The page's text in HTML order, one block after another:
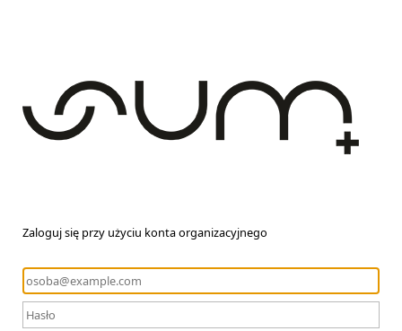
Zaloguj się przy użyciu konta organizacyjnego